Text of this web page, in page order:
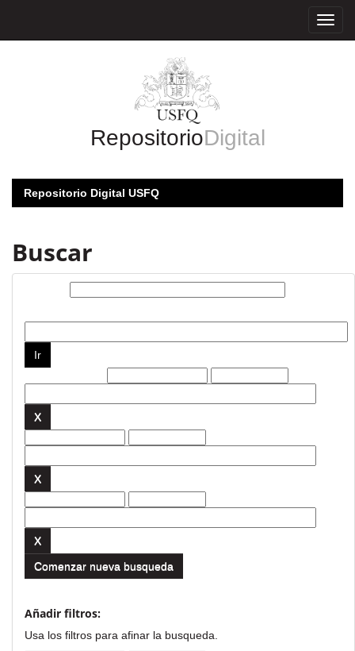
RepositorioDigital
Repositorio Digital USFQ
Buscar
Comenzar nueva busqueda
Añadir filtros:
Usa los filtros para afinar la busqueda.